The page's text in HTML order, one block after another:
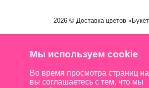
2026 © Доставка цветов
Мы используем cookie
Во время просмотра страниц
вы соглашаетесь с тем, что мы